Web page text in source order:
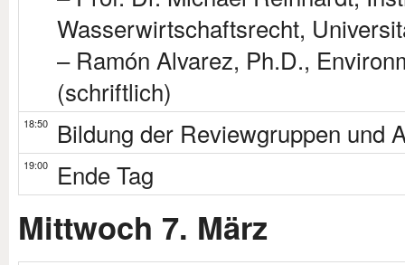
Wasserwirtschaftsrecht,
– Ramón Alvarez, Ph.D.,
(schriftlich)
18:50 Bildung der Reviewgruppen und
19:00 Ende Tag
Mittwoch 7. März